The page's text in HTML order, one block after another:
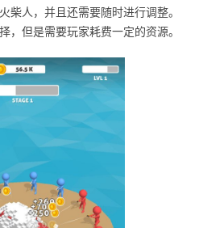
柴人，并且还需要随时进行调整。
，但是需要玩家耗费一定的资源。